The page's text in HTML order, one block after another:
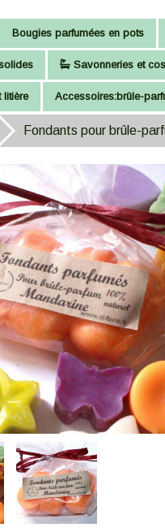
Bougies parfumées en pots
Savonneries et
litière Accessoires:brûle-
Fondants pour brûle-